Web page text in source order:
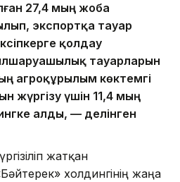
27,4 мың жоба
экспортқа тауар
қолдау
тауарларын
агроқұрылым көктемгі
жүргізу үшін 11,4 мың
алды, — делінген
жатқан
холдингінің жаңа